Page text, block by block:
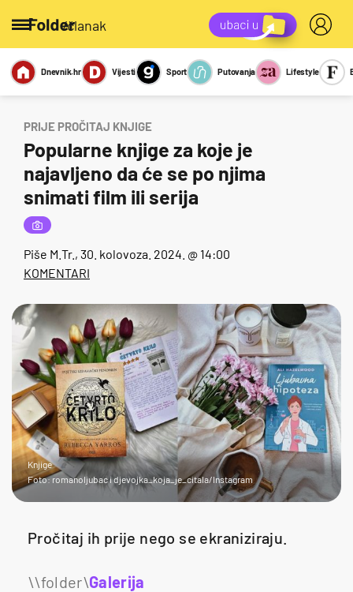
/članak
Miks Kviz
Report
Sexy
Dnevnik.hr Vijesti Sport Putovanja Lifestyle
PRIJE PROČITAJ KNJIGE
Popularne knjige za koje je
najavljeno da će se po njima
snimati film ili serija
Piše M.Tr. , 30. kolovoza. 2024. @ 14:00
KOMENTARI
Knjige
Foto: romanoljubac i djevojka_koja_je_citala/Instagram
Pročitaj ih prije nego se ekraniziraju.
Galerija